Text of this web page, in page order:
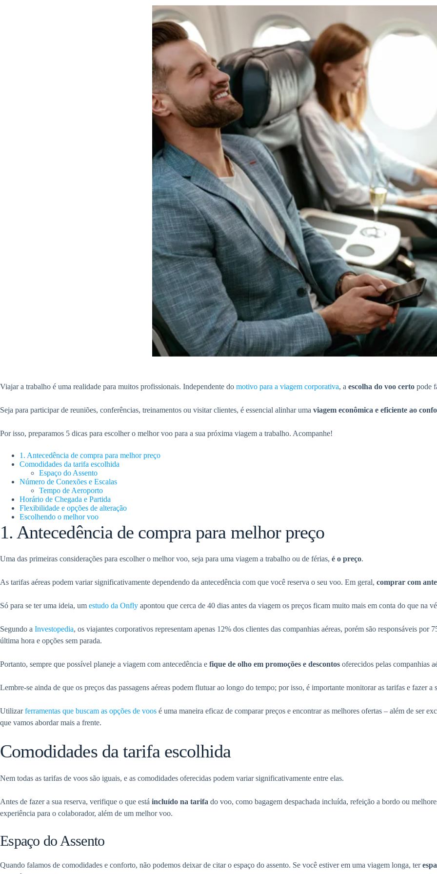
Viajar a trabalho é uma realidade para muitos profissionais. Independente do motivo para a viagem corporativa, a escolha do voo certo pode
Seja para participar de reuniões, conferências, treinamentos ou visitar clientes, é essencial alinhar uma viagem econômica e eficiente ao
Por isso, preparamos 5 dicas para escolher o melhor voo para a sua próxima viagem a trabalho. Acompanhe!
1. Antecedência de compra para melhor preço
Comodidades da tarifa escolhida
Espaço do Assento
Número de Conexões e Escalas
Tempo de Aeroporto
Horário de Chegada e Partida
Flexibilidade e opções de alteração
Escolhendo o melhor voo
1. Antecedência de compra para melhor preço
Uma das primeiras considerações para escolher o melhor voo, seja para uma viagem a trabalho ou de férias, é o preço.
As tarifas aéreas podem variar significativamente dependendo da antecedência com que você reserva o seu voo. Em geral, comprar com
Só para se ter uma ideia, um estudo da Onfly apontou que cerca de 40 dias antes da viagem os preços ficam muito mais em conta do que na
Segundo a Investopedia, os viajantes corporativos representam apenas 12% dos clientes das companhias aéreas, porém são responsáveis por
última hora e opções sem parada.
Portanto, sempre que possível planeje a viagem com antecedência e fique de olho em promoções e descontos oferecidos pelas companhias
Lembre-se ainda de que os preços das passagens aéreas podem flutuar ao longo do tempo; por isso, é importante monitorar as tarifas e fazer
Utilizarferramentas que buscam as opções de voos é uma maneira eficaz de comparar preços e encontrar as melhores ofertas – além de ser
que vamos abordar mais a frente.
Comodidades da tarifa escolhida
Nem todas as tarifas de voos são iguais, e as comodidades oferecidas podem variar significativamente entre elas.
Antes de fazer a sua reserva, verifique o que está incluído na tarifa do voo, como bagagem despachada incluída, refeição a bordo ou
experiência para o colaborador, além de um melhor voo.
Espaço do Assento
Quando falamos de comodidades e conforto, não podemos deixar de citar o espaço do assento. Se você estiver em uma viagem longa, ter